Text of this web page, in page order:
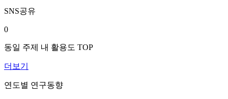
SNS공유
0
동일 주제 내 활용도 TOP
더보기
연도별 연구동향